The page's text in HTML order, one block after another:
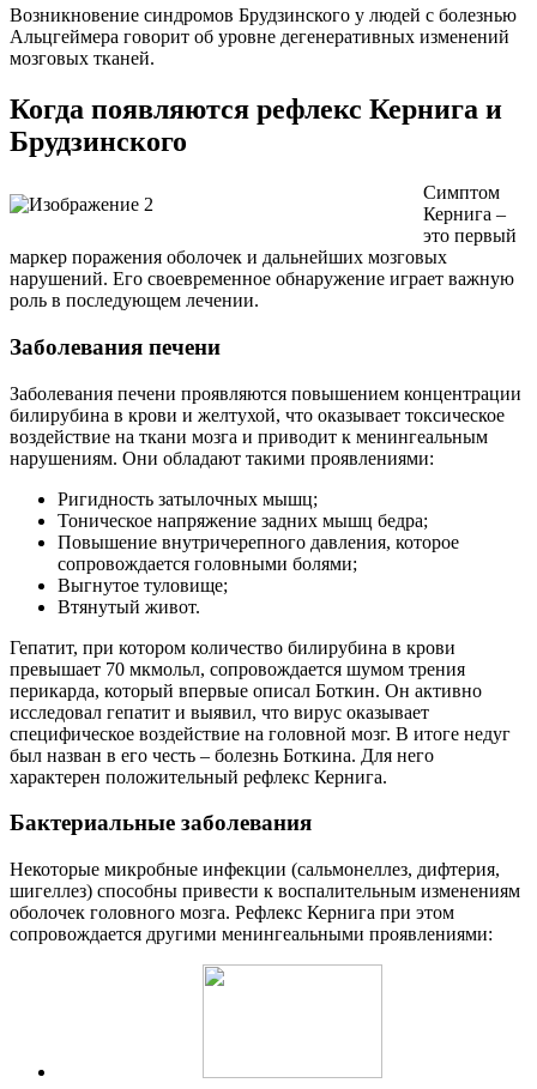
Возникновение синдромов Брудзинского у людей с болезнью
Альцгеймера говорит об уровне дегенеративных изменений
мозговых тканей.
Когда появляются рефлекс Кернига и
Брудзинского
Симптом
Кернига –
это первый
маркер поражения оболочек и дальнейших мозговых
нарушений. Его своевременное обнаружение играет важную
роль в последующем лечении.
Заболевания печени
Заболевания печени проявляются повышением концентрации
билирубина в крови и желтухой, что оказывает токсическое
воздействие на ткани мозга и приводит к менингеальным
нарушениям. Они обладают такими проявлениями:
Ригидность затылочных мышц;
Тоническое напряжение задних мышц бедра;
Повышение внутричерепного давления, которое
сопровождается головными болями;
Выгнутое туловище;
Втянутый живот.
Гепатит, при котором количество билирубина в крови
превышает 70 мкмольл, сопровождается шумом трения
перикарда, который впервые описал Боткин. Он активно
исследовал гепатит и выявил, что вирус оказывает
специфическое воздействие на головной мозг. В итоге недуг
был назван в его честь – болезнь Боткина. Для него
характерен положительный рефлекс Кернига.
Бактериальные заболевания
Некоторые микробные инфекции (сальмонеллез, дифтерия,
шигеллез) способны привести к воспалительным изменениям
оболочек головного мозга. Рефлекс Кернига при этом
сопровождается другими менингеальными проявлениями: